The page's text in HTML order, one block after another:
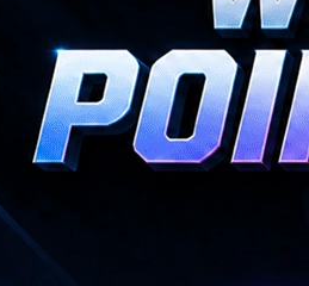
en kapsamlı UUSKINS Hediye
Size ekstra Hediye Puanları sunmak
güncelliyoruz. Siparişiniz ilgili tutarı
ve bunları mağazada en
için aşağıdaki kodları